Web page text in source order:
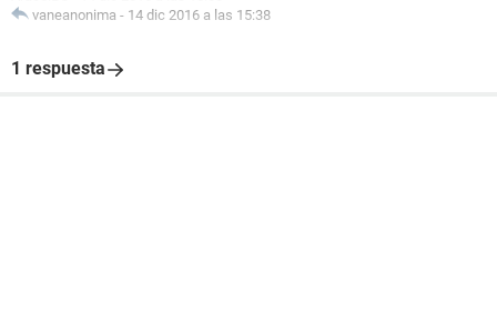
vaneanonima - 14 dic 2016 a las 15:38
1 respuesta